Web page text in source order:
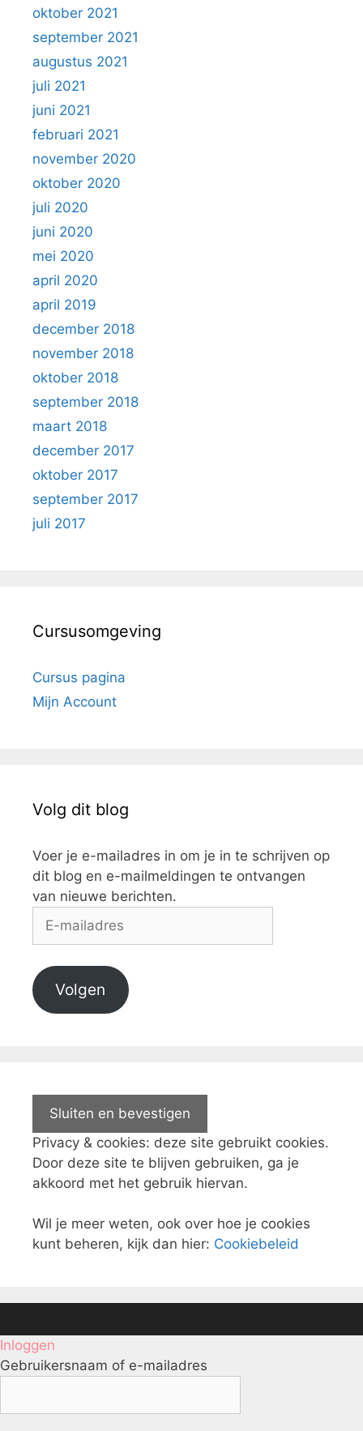
oktober 2021
september 2021
augustus 2021
juli 2021
juni 2021
februari 2021
november 2020
oktober 2020
juli 2020
juni 2020
mei 2020
april 2020
april 2019
december 2018
november 2018
oktober 2018
september 2018
maart 2018
december 2017
oktober 2017
september 2017
juli 2017
Cursusomgeving
Cursus pagina
Mijn Account
Volg dit blog
Voer je e-mailadres in om je in te schrijven op
dit blog en e-mailmeldingen te ontvangen
van nieuwe berichten.
Volgen
Privacy & cookies: deze site gebruikt cookies.
Door deze site te blijven gebruiken, ga je
akkoord met het gebruik hiervan.
Wil je meer weten, ook over hoe je cookies
kunt beheren, kijk dan hier: Cookiebeleid
Inloggen
Gebruikersnaam of e-mailadres